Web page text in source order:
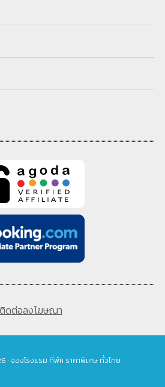
ติดต่อลงโฆษณา
· จองโรงแรม ที่พัก ราคาพิเศษ ทั่วไทย